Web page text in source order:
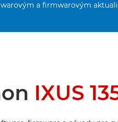
a firmwarovým
IXUS